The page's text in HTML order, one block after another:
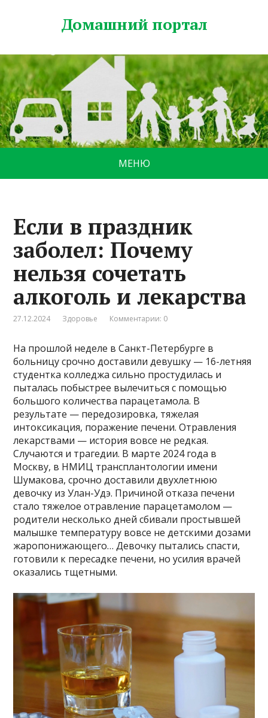
Домашний портал
МЕНЮ
Если в праздник
заболел: Почему
нельзя сочетать
алкоголь и лекарства
27.12.2024 Здоровье Комментарии: 0
На прошлой неделе в Санкт-Петербурге в
больницу срочно доставили девушку — 16-летняя
студентка колледжа сильно простудилась и
пыталась побыстрее вылечиться с помощью
большого количества парацетамола. В
результате — передозировка, тяжелая
интоксикация, поражение печени. Отравления
лекарствами — история вовсе не редкая.
Случаются и трагедии. В марте 2024 года в
Москву, в НМИЦ трансплантологии имени
Шумакова, срочно доставили двухлетнюю
девочку из Улан-Удэ. Причиной отказа печени
стало тяжелое отравление парацетамолом —
родители несколько дней сбивали простывшей
малышке температуру вовсе не детскими дозами
жаропонижающего… Девочку пытались спасти,
готовили к пересадке печени, но усилия врачей
оказались тщетными.